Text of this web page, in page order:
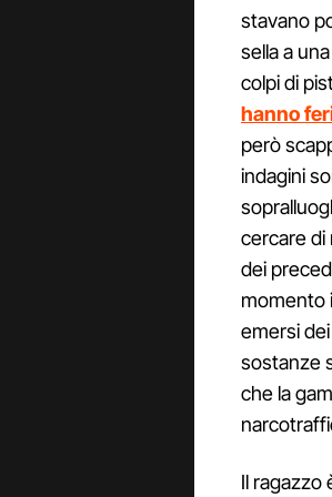
stavano
sella a
colpi di
hanno
però
indagini
cercare di
dei
momento
emersi
sostanze
che la
Il ragazzo